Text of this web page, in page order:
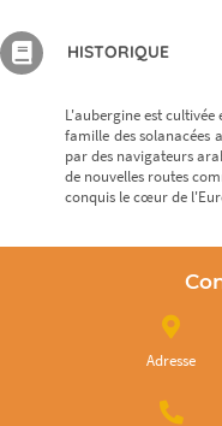
HISTORIQUE
L'aubergine est cultivée
famille des solanacées
par des navigateurs
de nouvelles routes
conquis le cœur de
Adresse